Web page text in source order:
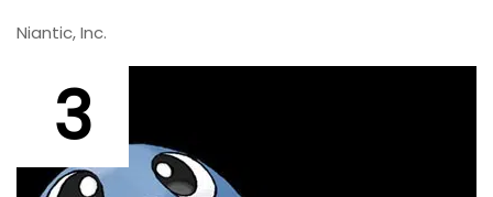
Niantic, Inc.
3